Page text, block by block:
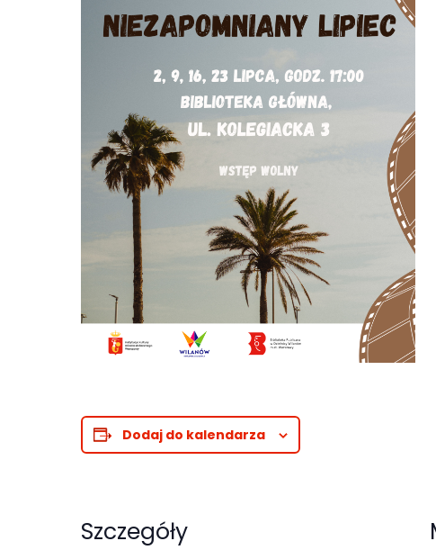
Dodaj do kalendarza
Szczegóły
funkcjonowania
Statystyka
Abyśmy mogli
funkcjonalność
internetowej,
na podstawie
internetowa